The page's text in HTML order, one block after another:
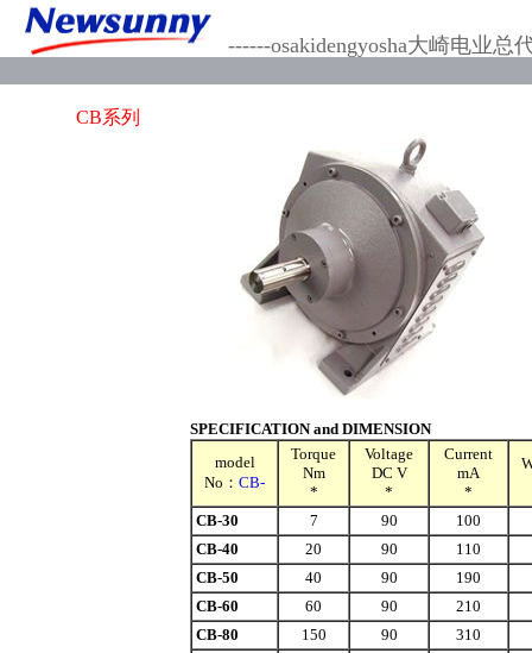
------osakidengyosha大崎电业总
CB系列
SPECIFICATION and DIMENSION
model
No： CB-
Torque
Nm
*
Voltage
DC V
*
Current
mA
*
CB-30 7 90
100
CB-40
20 90
110
CB-50
40 90
190
CB-60
60 90
210
CB-80
150 90
310